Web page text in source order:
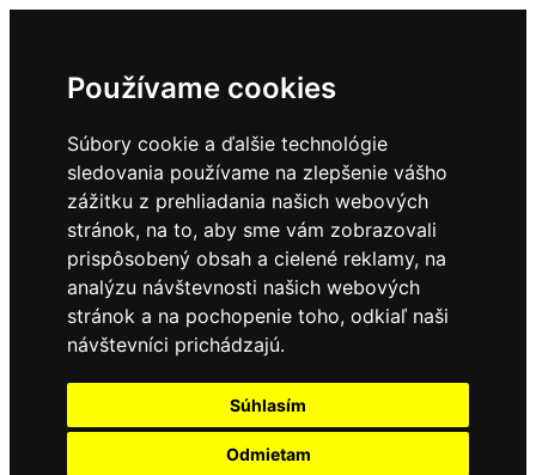
Používame cookies
Súbory cookie a ďalšie technológie
sledovania používame na zlepšenie vášho
zážitku z prehliadania našich webových
stránok, na to, aby sme vám zobrazovali
prispôsobený obsah a cielené reklamy, na
analýzu návštevnosti našich webových
stránok a na pochopenie toho, odkiaľ naši
návštevníci prichádzajú.
Súhlasím
Odmietam